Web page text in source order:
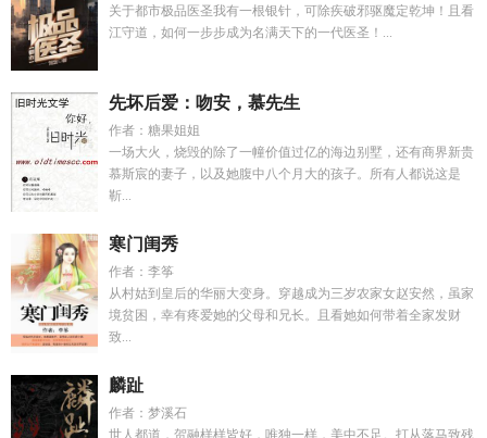
关于都市极品医圣我有一根银针，可除疾破邪驱魔定乾坤！且看
江守道，如何一步步成为名满天下的一代医圣！...
先坏后爱：吻安，慕先生
作者：糖果姐姐
一场大火，烧毁的除了一幢价值过亿的海边别墅，还有商界新贵
慕斯宸的妻子，以及她腹中八个月大的孩子。所有人都说这是
靳...
寒门闺秀
作者：李筝
从村姑到皇后的华丽大变身。穿越成为三岁农家女赵安然，虽家
境贫困，幸有疼爱她的父母和兄长。且看她如何带着全家发财
致...
麟趾
作者：梦溪石
世人都道，贺融样样皆好，唯独一样，美中不足。打从落马致残